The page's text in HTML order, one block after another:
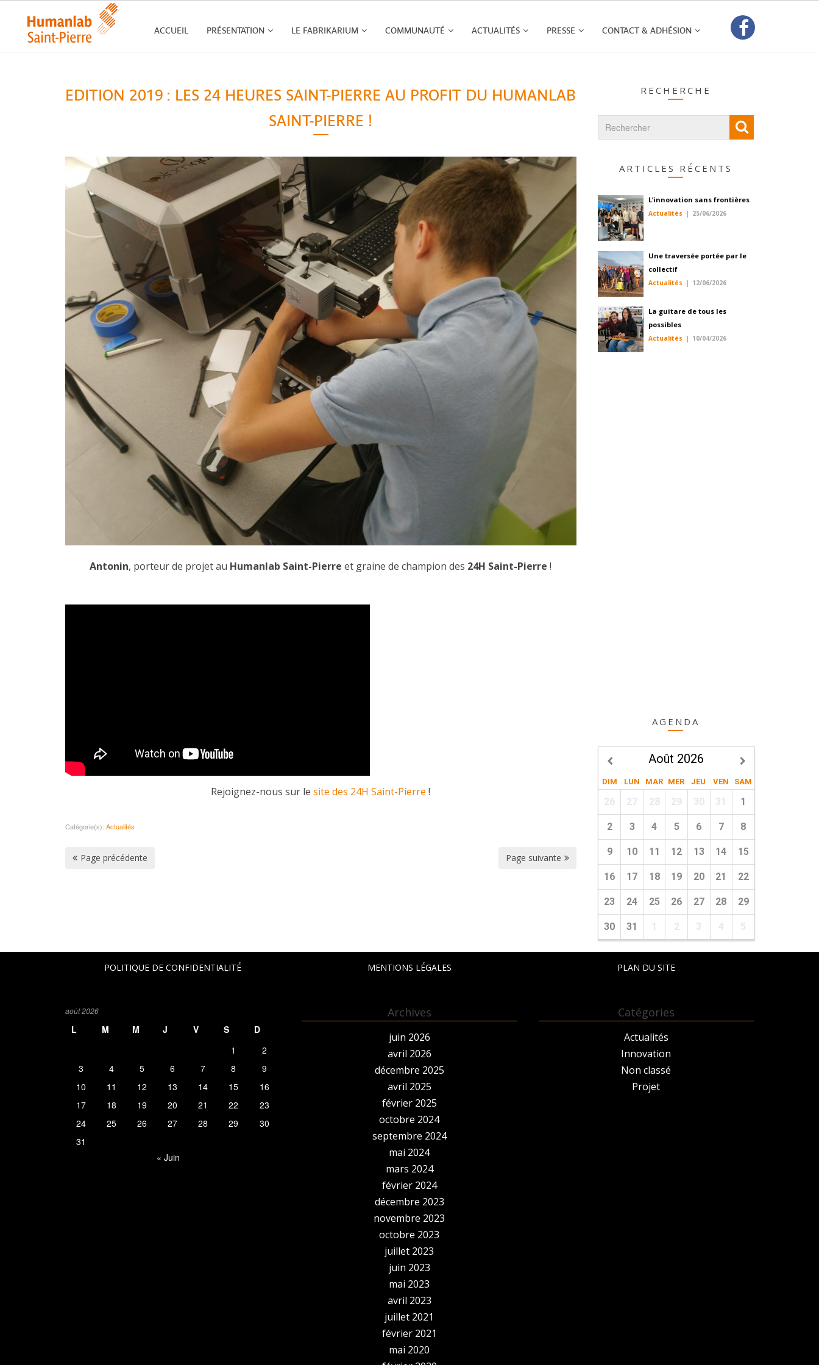
ACCUEIL PRÉSENTATION LE FABRIKARIUM COMMUNAUTÉ ACTUALITÉS PRESSE CONTACT & ADHÉSION
EDITION 2019 : LES 24 HEURES SAINT-PIERRE AU PROFIT DU HUMANLAB
SAINT-PIERRE !
Antonin, porteur de projet au Humanlab Saint-Pierreet graine de champion des 24H Saint-Pierre !
Rejoignez-nous sur lesite des 24H Saint-Pierre !
Catégorie(s): Actualités
Page précédente Page suivante
RECHERCHE
ARTICLES RÉCENTS
L’innovation sans frontières
Actualités 25/06/2026
Une traversée portée par le
collectif
Actualités 12/06/2026
La guitare de tous les
possibles
Actualités 10/04/2026
AGENDA
Août 2026
DIM LUN MAR MER JEU VEN SAM
1
2 3 4 5 6 7 8
9 10 11 12 13 14 15
16 17 18 19 20 21 22
23 24 25 26 27 28 29
30 31
POLITIQUE DE CONFIDENTIALITÉ
août 2026
L M M J V S
D
1
2
3
4 5 6 7 8
9
10
11 12 13 14 15
16
17
18 19 20 21 22
23
24
25 26 27 28 29
30
31
« Juin
MENTIONS LÉGALES
Archives
juin 2026
avril 2026
décembre 2025
avril 2025
février 2025
octobre 2024
septembre 2024
mai 2024
mars 2024
février 2024
décembre 2023
novembre 2023
octobre 2023
juillet 2023
juin 2023
mai 2023
avril 2023
juillet 2021
février 2021
mai 2020
PLAN DU SITE
Catégories
Actualités
Innovation
Non classé
Projet